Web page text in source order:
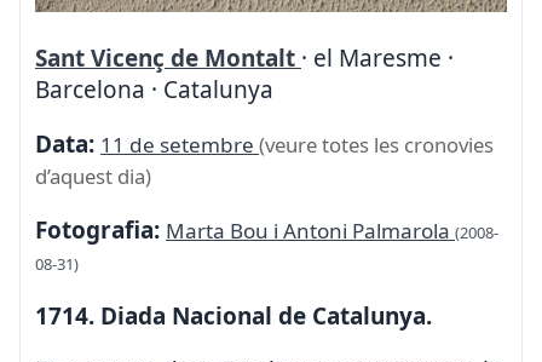
Sant Vicenç de Montalt · el Maresme ·
Barcelona · Catalunya
Data: 11 de setembre (veure totes les cronovies
d’aquest dia)
Fotografia: Marta Bou i Antoni Palmarola (2008-
08-31)
1714. Diada Nacional de Catalunya.